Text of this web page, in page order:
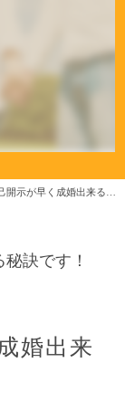
が早く成婚出来る秘訣です！
訣です！
婚出来